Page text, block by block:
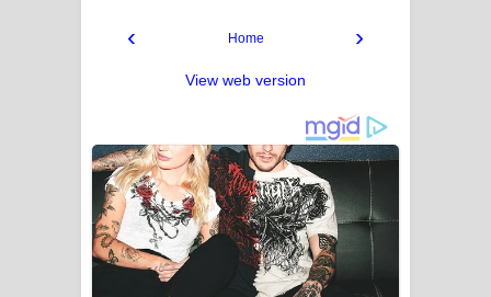
‹ ›
Home
View web version